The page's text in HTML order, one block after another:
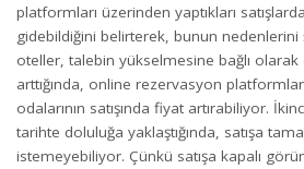
platformları üzerinden yaptıkları
gidebildiğini belirterek, bunun nedenlerini
oteller, talebin yükselmesine bağlı olarak
arttığında, online rezervasyon
odalarının satışında fiyat artırabiliyor.
tarihte doluluğa yaklaştığında, satışa
istemeyebiliyor. Çünkü satışa kapalı